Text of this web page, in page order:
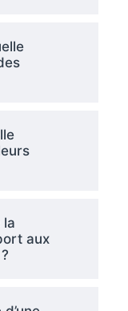
la
aux